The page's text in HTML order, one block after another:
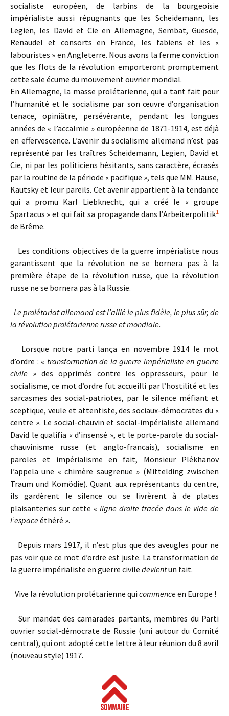
socialiste européen, de larbins de la bourgeoisie
impérialiste aussi répugnants que les Scheidemann, les
Legien, les David et Cie en Allemagne, Sembat, Guesde,
Renaudel et consorts en France, les fabiens et les «
labouristes » en Angleterre. Nous avons la ferme conviction
que les flots de la révolution emporteront promptement
cette sale écume du mouvement ouvrier mondial.
En Allemagne, la masse prolétarienne, qui a tant fait pour
l’humanité et le socialisme par son œuvre d’organisation
tenace, opiniâtre, persévérante, pendant les longues
années de « l’accalmie » européenne de 1871-1914, est déjà
en effervescence. L’avenir du socialisme allemand n’est pas
représenté par les traîtres Scheidemann, Legien, David et
Cie, ni par les politiciens hésitants, sans caractère, écrasés
par la routine de la période « pacifique », tels que MM. Hause,
Kautsky et leur pareils. Cet avenir appartient à la tendance
qui a promu Karl Liebknecht, qui a créé le « groupe
Spartacus » et qui fait sa propagande dans l’Arbeiterpolitik1
de Brême.
Les conditions objectives de la guerre impérialiste nous
garantissent que la révolution ne se bornera pas à la
première étape de la révolution russe, que la révolution
russe ne se bornera pas à la Russie.
Le prolétariat allemand est l’allié le plus fidèle, le plus sûr, de
la révolution prolétarienne russe et mondiale.
Lorsque notre parti lança en novembre 1914 le mot
d’ordre : « transformation de la guerre impérialiste en guerre
civile » des opprimés contre les oppresseurs, pour le
socialisme, ce mot d’ordre fut accueilli par l’hostilité et les
sarcasmes des social-patriotes, par le silence méfiant et
sceptique, veule et attentiste, des sociaux-démocrates du «
centre ». Le social-chauvin et social-impérialiste allemand
David le qualifia « d’insensé », et le porte-parole du social-
chauvinisme russe (et anglo-francais), socialisme en
paroles et impérialisme en fait, Monsieur Plékhanov
l’appela une « chimère saugrenue » (Mittelding zwischen
Traum und Komödie). Quant aux représentants du centre,
ils gardèrent le silence ou se livrèrent à de plates
plaisanteries sur cette « ligne droite tracée dans le vide de
l’espaceéthéré ».
Depuis mars 1917, il n’est plus que des aveugles pour ne
pas voir que ce mot d’ordre est juste. La transformation de
la guerre impérialiste en guerre civile devientun fait.
Vive la révolution prolétarienne qui commenceen Europe !
Sur mandat des camarades partants, membres du Parti
ouvrier social-démocrate de Russie (uni autour du Comité
central), qui ont adopté cette lettre à leur réunion du 8 avril
(nouveau style) 1917.